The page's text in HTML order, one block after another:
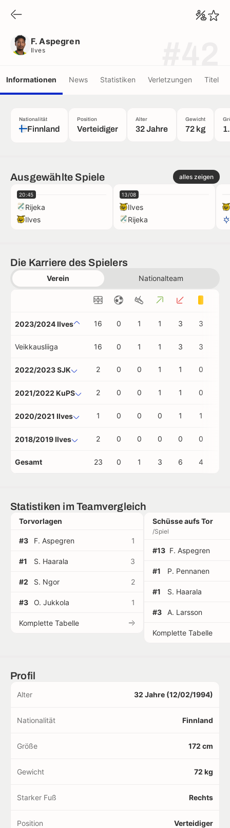
F. Aspegren
Ilves
Informationen News Statistiken Verletzungen Titel
Nationalität
Finnland
Position
Verteidiger
Alter
32 Jahre
Gewicht
72 kg
Ausgewählte Spiele alles zeigen
20:45
Rijeka
Ilves
13/08
Ilves
Rijeka
Die Karriere des Spielers
Verein Nationalteam
2023/2024 Ilves 16 0 1 1 3 3
Veikkausliiga 16 0 1 1 3 3
2022/2023 SJK 2 0 0 1 1 0
2021/2022 KuPS 2 0 0 1 1 0
2020/2021 Ilves 1 0 0 0 1 1
2018/2019 Ilves 2 0 0 0 0 0
Gesamt 23 0 1 3 6 4
Statistiken im Teamvergleich
Torvorlagen
#3 F. Aspegren 1
#1 S. Haarala 3
#2 S. Ngor 2
#3 O. Jukkola 1
Komplette Tabelle
Schüsse aufs Tor
/Spiel
#13 F. Aspegren
#1 P. Pennanen
#1 S. Haarala
#3 A. Larsson
Komplette Tabelle
Profil
Alter 32 Jahre (12/02/1994)
Nationalität Finnland
Größe 172 cm
Gewicht 72 kg
Starker Fuß Rechts
Position Verteidiger